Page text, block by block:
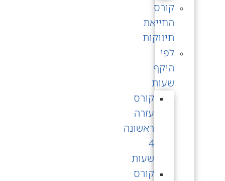
קורס
החייאת
תינוקות
לפי
היקף
שעות
קורס
עזרה
ראשונה
4
שעות
קורס